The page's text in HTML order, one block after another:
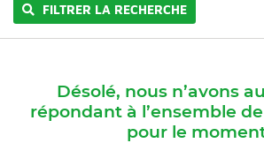
FILTRER LA RECHERCHE
Désolé, nous n’avons
répondant à l’ensemble de
pour le